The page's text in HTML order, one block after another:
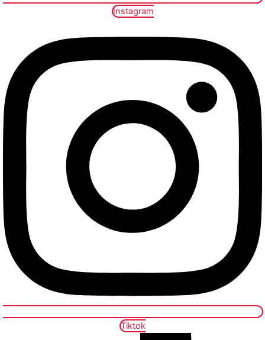
Instagram
Tiktok